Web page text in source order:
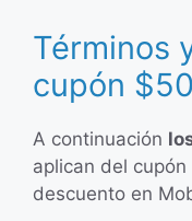
Términos
cupón
A continuación
aplican del
descuento en